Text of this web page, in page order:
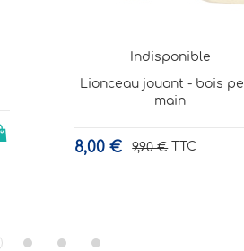
Indisponible
Kit démarrage Pixel
Create
34,95 €TTC